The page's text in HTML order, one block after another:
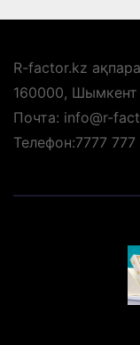
R-factor.kz
160000, Шымкент
Почта: info@r-
Телефон:7777 777